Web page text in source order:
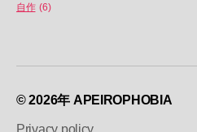
自作 (6)
© 2026年 APEIROPHOBIA
Privacy policy